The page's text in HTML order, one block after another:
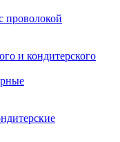
проволокой
и кондитерского